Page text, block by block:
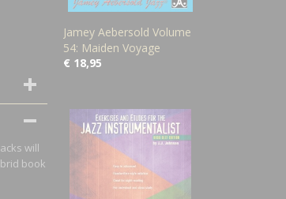
will
book
Jamey Aebersold Volume
54: Maiden Voyage
€ 18,95